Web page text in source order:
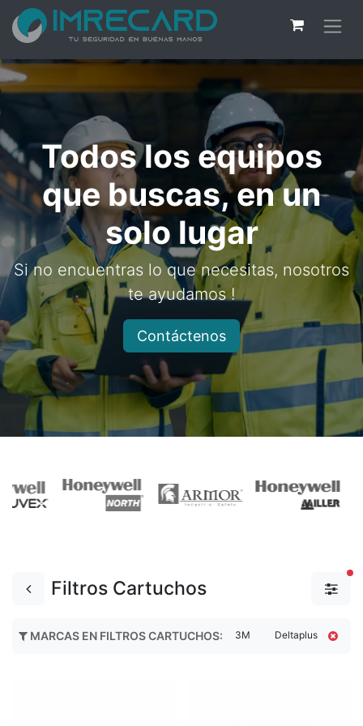
Todos los equipos
que buscas, en un
solo lugar
Si no encuentras lo que necesitas, nosotros
te ayudamos !
Contáctenos
Filtros Cartuchos
MARCAS EN FILTROS CARTUCHOS: 3M Deltaplus